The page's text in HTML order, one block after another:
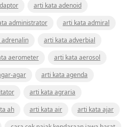
arti kata adenoid
administrator
arti kata admiral
arti kata adverbial
aerometer
arti kata aerosol
agar
arti kata agenda
arti kata agraria
ah arti kata air
arti kata ajar